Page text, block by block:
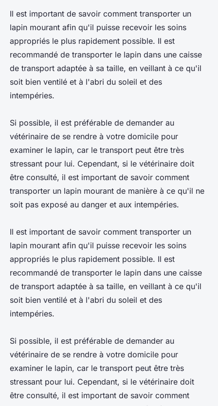
Il est important de savoir comment transporter un
lapin mourant afin qu'il puisse recevoir les soins
appropriés le plus rapidement possible. Il est
recommandé de transporter le lapin dans une caisse
de transport adaptée à sa taille, en veillant à ce qu'il
soit bien ventilé et à l'abri du soleil et des
intempéries.
Si possible, il est préférable de demander au
vétérinaire de se rendre à votre domicile pour
examiner le lapin, car le transport peut être très
stressant pour lui. Cependant, si le vétérinaire doit
être consulté, il est important de savoir comment
transporter un lapin mourant de manière à ce qu'il ne
soit pas exposé au danger et aux intempéries.
Il est important de savoir comment transporter un
lapin mourant afin qu'il puisse recevoir les soins
appropriés le plus rapidement possible. Il est
recommandé de transporter le lapin dans une caisse
de transport adaptée à sa taille, en veillant à ce qu'il
soit bien ventilé et à l'abri du soleil et des
intempéries.
Si possible, il est préférable de demander au
vétérinaire de se rendre à votre domicile pour
examiner le lapin, car le transport peut être très
stressant pour lui. Cependant, si le vétérinaire doit
être consulté, il est important de savoir comment